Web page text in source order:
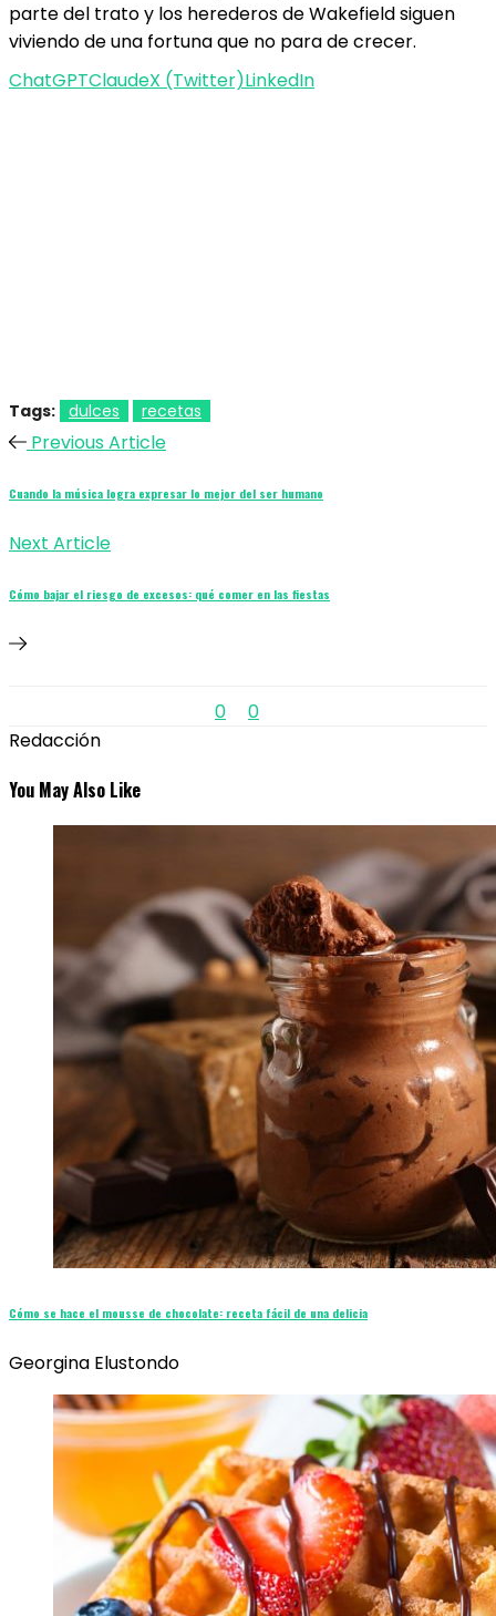
parte del trato y los herederos de Wakefield siguen
viviendo de una fortuna que no para de crecer.
ChatGPTClaudeX (Twitter)LinkedIn
Tags: dulces recetas
Previous Article
Cuando la música logra expresar lo mejor del ser humano
Next Article
Cómo bajar el riesgo de excesos: qué comer en las fiestas
0
0
Redacción
You May Also Like
Cómo se hace el mousse de chocolate: receta fácil de una delicia
Georgina Elustondo